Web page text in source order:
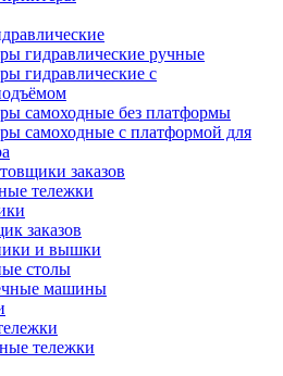
гидравлические ручные
гидравлические с
самоходные без платформы
самоходные с платформой для
заказов
тележки
заказов
и вышки
столы
машины
тележки